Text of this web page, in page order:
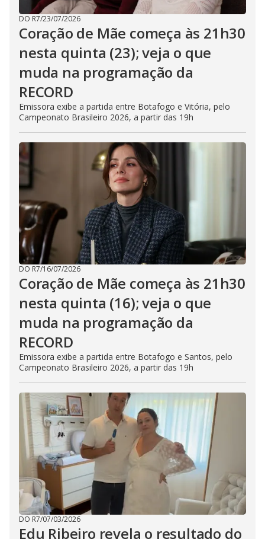
DO R7/23/07/2026
Coração de Mãe começa às 21h30
nesta quinta (23); veja o que
muda na programação da
RECORD
Emissora exibe a partida entre Botafogo e Vitória, pelo
Campeonato Brasileiro 2026, a partir das 19h
DO R7/16/07/2026
Coração de Mãe começa às 21h30
nesta quinta (16); veja o que
muda na programação da
RECORD
Emissora exibe a partida entre Botafogo e Santos, pelo
Campeonato Brasileiro 2026, a partir das 19h
DO R7/07/03/2026
Edu Ribeiro revela o resultado do